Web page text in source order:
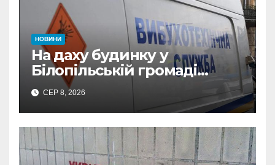
НОВИНИ
На даху будинку у
Білопільській громаді
знайшли 120-мм міну
СЕР 8, 2026